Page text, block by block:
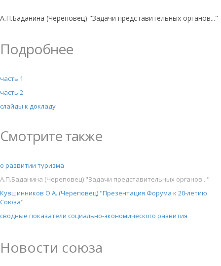
А.П.Баданина (Череповец) "Задачи представительных органов..."
Подробнее
часть 1
часть 2
слайды к докладу
Смотрите также
о развитии туризма
А.П.Баданина (Череповец) "Задачи представительных органов..."
Кувшинников О.А. (Череповец) "Презентация Форума к 20-летию
Союза"
сводные показатели социально-экономического развития
Новости союза